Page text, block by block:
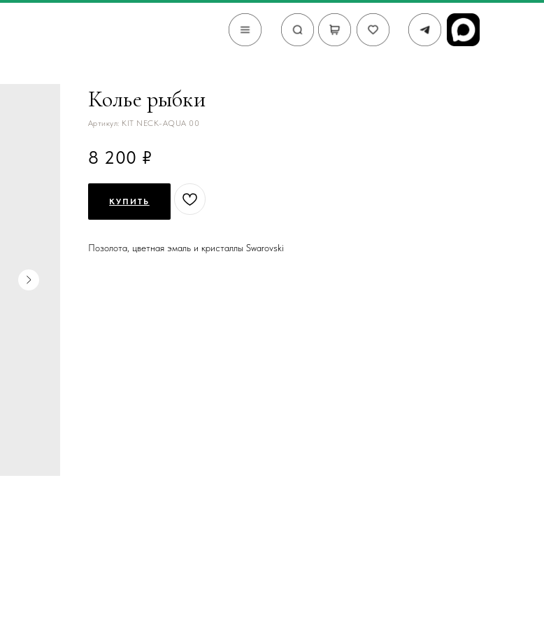
Колье рыбки
Артикул: KIT NECK-AQUA 00
8 200
КУПИТЬ
Позолота, цветная эмаль и кристаллы Swarovski